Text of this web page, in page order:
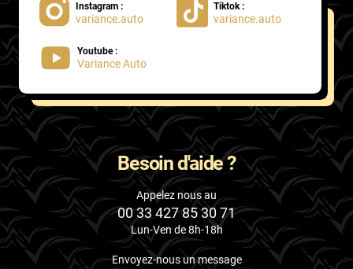
Instagram :
variance.auto
Tiktok :
variance.auto
Youtube :
Variance Auto
Besoin d'aide ?
Appelez nous au
00 33 427 85 30 71
Lun-Ven de 8h-18h
Envoyez-nous un message